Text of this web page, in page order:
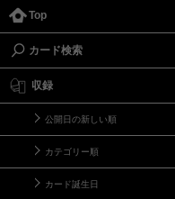
Top
カード検索
収録
公開日の新しい順
カテゴリー順
カード誕生日